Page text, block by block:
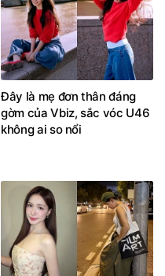
Đây là mẹ đơn thân đáng
gờm của Vbiz, sắc vóc U46
không ai so nổi